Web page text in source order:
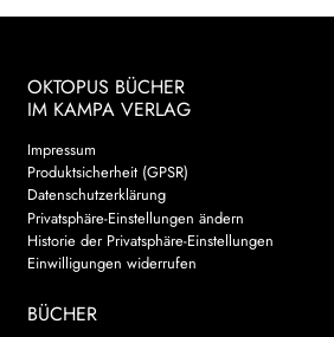
OKTOPUS BÜCHER
IM KAMPA VERLAG
Impressum
Produktsicherheit (GPSR)
Datenschutzerklärung
Privatsphäre-Einstellungen ändern
Historie der Privatsphäre-Einstellungen
Einwilligungen widerrufen
BÜCHER